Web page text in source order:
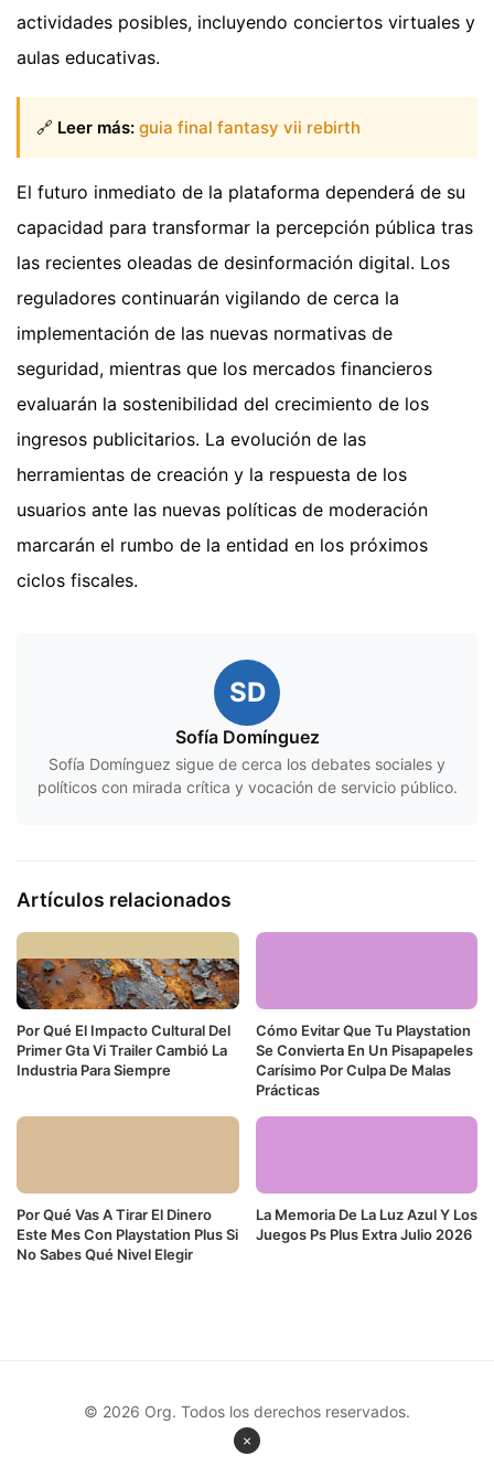
actividades posibles, incluyendo conciertos virtuales y
aulas educativas.
🔗 Leer más: guia final fantasy vii rebirth
El futuro inmediato de la plataforma dependerá de su
capacidad para transformar la percepción pública tras
las recientes oleadas de desinformación digital. Los
reguladores continuarán vigilando de cerca la
implementación de las nuevas normativas de
seguridad, mientras que los mercados financieros
evaluarán la sostenibilidad del crecimiento de los
ingresos publicitarios. La evolución de las
herramientas de creación y la respuesta de los
usuarios ante las nuevas políticas de moderación
marcarán el rumbo de la entidad en los próximos
ciclos fiscales.
SD
Sofía Domínguez
Sofía Domínguez sigue de cerca los debates sociales y
políticos con mirada crítica y vocación de servicio público.
Artículos relacionados
Por Qué El Impacto Cultural Del
Primer Gta Vi Trailer Cambió La
Industria Para Siempre
Cómo Evitar Que Tu Playstation
Se Convierta En Un Pisapapeles
Carísimo Por Culpa De Malas
Prácticas
Por Qué Vas A Tirar El Dinero
Este Mes Con Playstation Plus Si
No Sabes Qué Nivel Elegir
La Memoria De La Luz Azul Y Los
Juegos Ps Plus Extra Julio 2026
×
© 2026 Org. Todos los derechos reservados.